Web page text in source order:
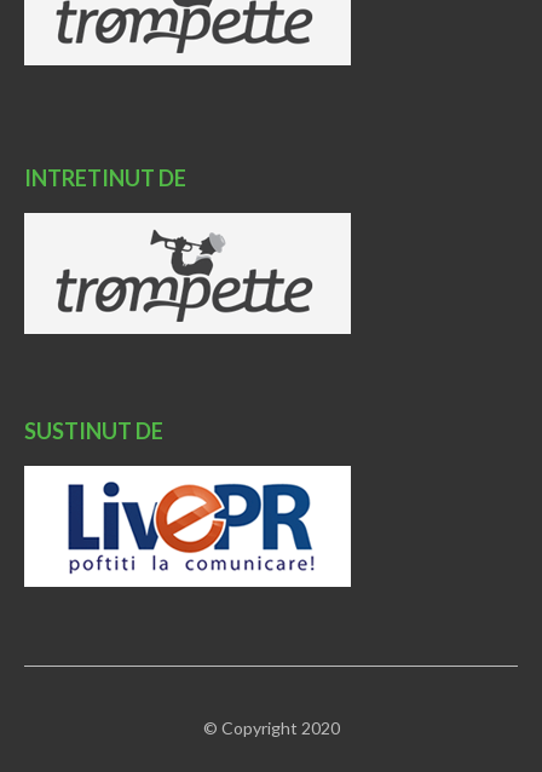
INTRETINUT DE
SUSTINUT DE
© Copyright 2020